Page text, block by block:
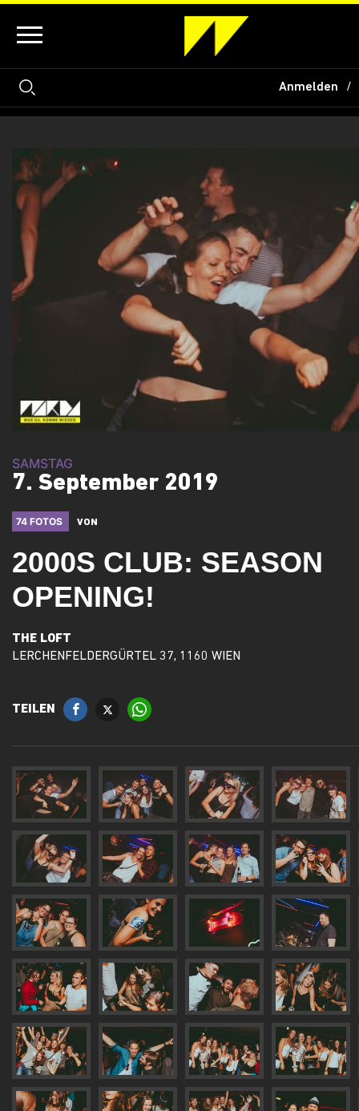
Anmelden
SAMSTAG
7. September 2019
74 FOTOS VON
2000S CLUB: SEASON
OPENING!
THE LOFT
LERCHENFELDERGÜRTEL 37, 1160 WIEN
TEILEN